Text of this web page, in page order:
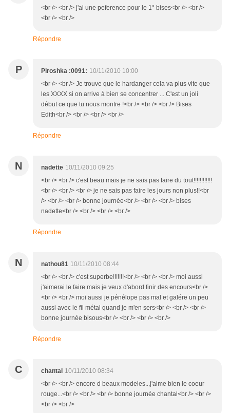
<br /> <br /> j'ai une peference pour le 1° bises<br /> <br />
<br /> <br />
Répondre
P Piroshka :0091: 10/11/2010 10:00
<br /> <br /> Je trouve que le hardanger cela va plus vite que
les XXXX si on arrive à bien se concentrer ... C'est un joli
début ce que tu nous montre !<br /> <br /> <br /> Bises
Edith<br /> <br /> <br /> <br />
Répondre
N nadette 10/11/2010 09:25
<br /> <br /> c'est beau mais je ne sais pas faire du tout!!!!!!!!!!!!
<br /> <br /> <br /> je ne sais pas faire les jours non plus!!<br
/> <br /> <br /> bonne journée<br /> <br /> <br /> bises
nadette<br /> <br /> <br /> <br />
Répondre
N nathou81 10/11/2010 08:44
<br /> <br /> c'est superbe!!!!!!!<br /> <br /> <br /> moi aussi
j'aimerai le faire mais je veux d'abord finir des encours<br />
<br /> <br /> moi aussi je pénélope pas mal et galére un peu
aussi avec le fil métal quand je m'en sers<br /> <br /> <br />
bonne journée bisous<br /> <br /> <br /> <br />
Répondre
C chantal 10/11/2010 08:34
<br /> <br /> encore d beaux modeles...j'aime bien le coeur
rouge...<br /> <br /> <br /> bonne journée chantal<br /> <br />
<br /> <br />